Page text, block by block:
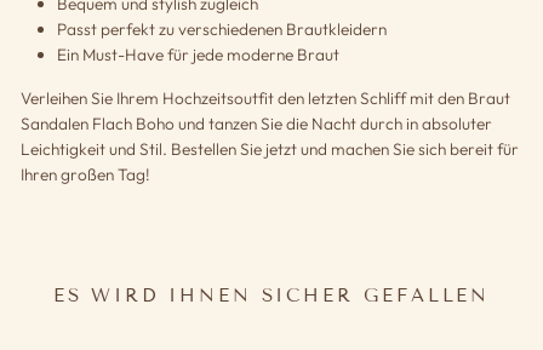
Passt perfekt zu verschiedenen Brautkleidern
Ein Must-Have für jede moderne Braut
Verleihen Sie Ihrem Hochzeitsoutfit den letzten Schliff mit den Braut
Sandalen Flach Boho und tanzen Sie die Nacht durch in absoluter
Leichtigkeit und Stil. Bestellen Sie jetzt und machen Sie sich bereit für
Ihren großen Tag!
ES WIRD IHNEN SICHER GEFALLEN